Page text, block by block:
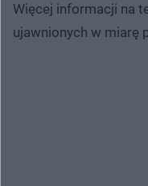
Więcej informacji na
ujawnionych w miarę